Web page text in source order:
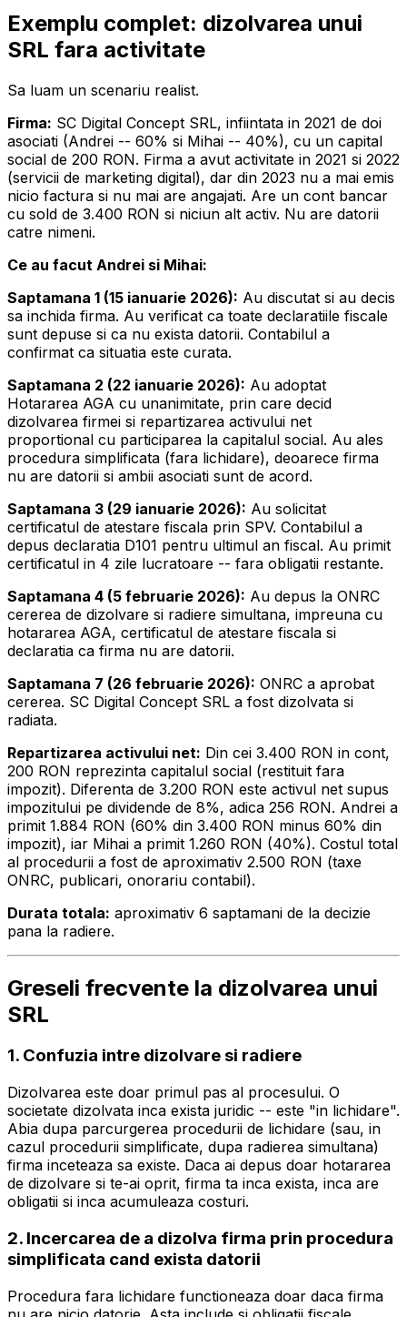
Exemplu complet: dizolvarea unui
SRL fara activitate
Sa luam un scenariu realist.
Firma: SC Digital Concept SRL, infiintata in 2021 de doi
asociati (Andrei -- 60% si Mihai -- 40%), cu un capital
social de 200 RON. Firma a avut activitate in 2021 si 2022
(servicii de marketing digital), dar din 2023 nu a mai emis
nicio factura si nu mai are angajati. Are un cont bancar
cu sold de 3.400 RON si niciun alt activ. Nu are datorii
catre nimeni.
Ce au facut Andrei si Mihai:
Saptamana 1 (15 ianuarie 2026): Au discutat si au decis
sa inchida firma. Au verificat ca toate declaratiile fiscale
sunt depuse si ca nu exista datorii. Contabilul a
confirmat ca situatia este curata.
Saptamana 2 (22 ianuarie 2026): Au adoptat
Hotararea AGA cu unanimitate, prin care decid
dizolvarea firmei si repartizarea activului net
proportional cu participarea la capitalul social. Au ales
procedura simplificata (fara lichidare), deoarece firma
nu are datorii si ambii asociati sunt de acord.
Saptamana 3 (29 ianuarie 2026): Au solicitat
certificatul de atestare fiscala prin SPV. Contabilul a
depus declaratia D101 pentru ultimul an fiscal. Au primit
certificatul in 4 zile lucratoare -- fara obligatii restante.
Saptamana 4 (5 februarie 2026): Au depus la ONRC
cererea de dizolvare si radiere simultana, impreuna cu
hotararea AGA, certificatul de atestare fiscala si
declaratia ca firma nu are datorii.
Saptamana 7 (26 februarie 2026): ONRC a aprobat
cererea. SC Digital Concept SRL a fost dizolvata si
radiata.
Repartizarea activului net: Din cei 3.400 RON in cont,
200 RON reprezinta capitalul social (restituit fara
impozit). Diferenta de 3.200 RON este activul net supus
impozitului pe dividende de 8%, adica 256 RON. Andrei a
primit 1.884 RON (60% din 3.400 RON minus 60% din
impozit), iar Mihai a primit 1.260 RON (40%). Costul total
al procedurii a fost de aproximativ 2.500 RON (taxe
ONRC, publicari, onorariu contabil).
Durata totala: aproximativ 6 saptamani de la decizie
pana la radiere.
Greseli frecvente la dizolvarea unui
SRL
1. Confuzia intre dizolvare si radiere
Dizolvarea este doar primul pas al procesului. O
societate dizolvata inca exista juridic -- este "in lichidare".
Abia dupa parcurgerea procedurii de lichidare (sau, in
cazul procedurii simplificate, dupa radierea simultana)
firma inceteaza sa existe. Daca ai depus doar hotararea
de dizolvare si te-ai oprit, firma ta inca exista, inca are
obligatii si inca acumuleaza costuri.
2. Incercarea de a dizolva firma prin procedura
simplificata cand exista datorii
Procedura fara lichidare functioneaza doar daca firma